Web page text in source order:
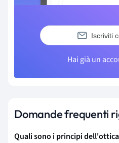
Iscriviti
Hai già un
Domande frequenti
Quali sono i principi